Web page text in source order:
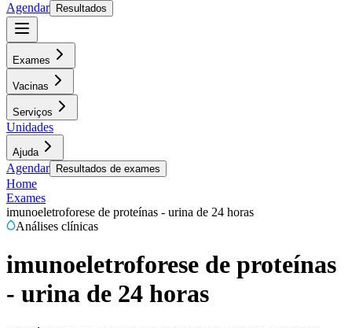
Agendar
Resultados
Exames
Vacinas
Serviços
Unidades
Ajuda
Agendar Resultados de exames
Home
Exames
imunoeletroforese de proteínas - urina de 24 horas
Análises clínicas
imunoeletroforese de proteínas
- urina de 24 horas